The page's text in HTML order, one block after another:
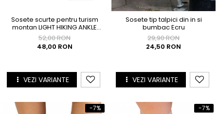
Sosete scurte pentru turism
montan LIGHT HIKING ANKLE
SOCKS Antracit
52,00 RON
48,00 RON
VEZI VARIANTE
Sosete tip talpici din in si
bumbac Ecru
29,90 RON
24,50 RON
VEZI VARIANTE
-7% -7%